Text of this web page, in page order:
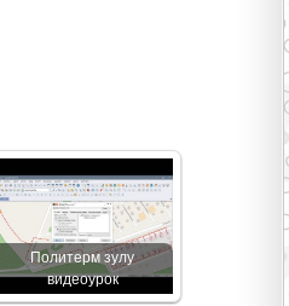
Политерм зулу
видеоурок